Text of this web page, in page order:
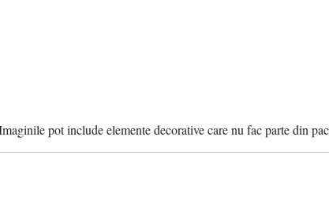
pot include elemente decorative care nu fac parte din